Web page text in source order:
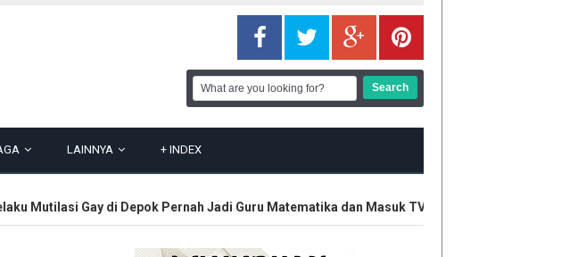
LAINNYA + INDEX
Mutilasi Gay di Depok Pernah Jadi Guru Matematika dan Masuk TV